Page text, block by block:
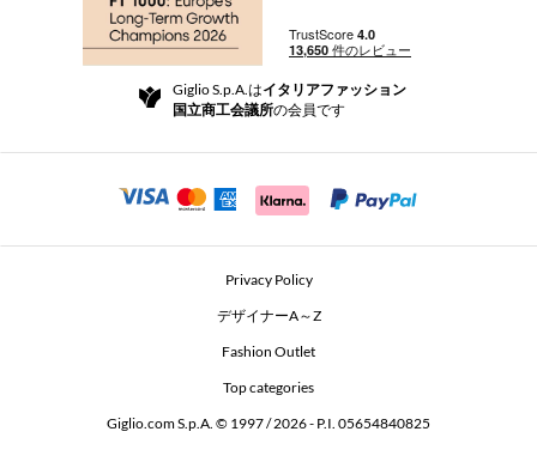
Community Store
Beauty Seekers VIP Club
返品と返金
For a safe shopping experience
Security Communication
Giglio S.p.A.はイタリアファッション
国立商工会議所の会員です
Privacy Policy
デザイナーA～Z
Fashion Outlet
Top categories
Giglio.com S.p.A. © 1997 / 2026 - P.I. 05654840825